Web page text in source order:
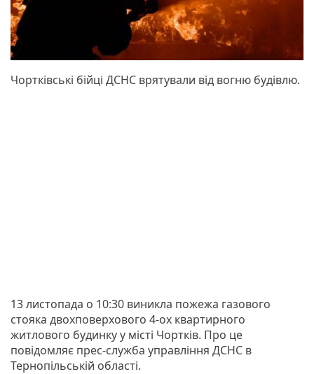
Чортківські бійці ДСНС врятували від вогню будівлю.
13 листопада о 10:30 виникла пожежа газового
стояка двохповерхового 4-ох квартирного
житлового будинку у місті Чортків. Про це
повідомляє прес-служба управління ДСНС в
Тернопільській області.